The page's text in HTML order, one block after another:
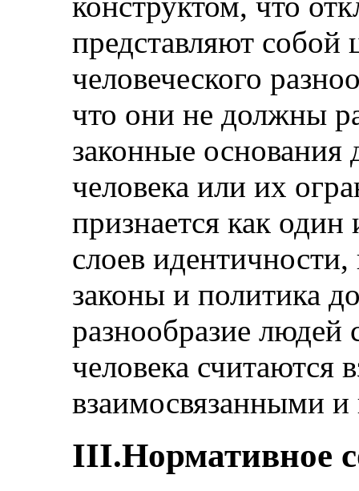
представляют собой
человеческого
что они не должны
законные основания
человека или их
признается как
слоев идентичности,
законы и политика
разнообразие людей
человека считаются
взаимосвязанными
III.Нормативное